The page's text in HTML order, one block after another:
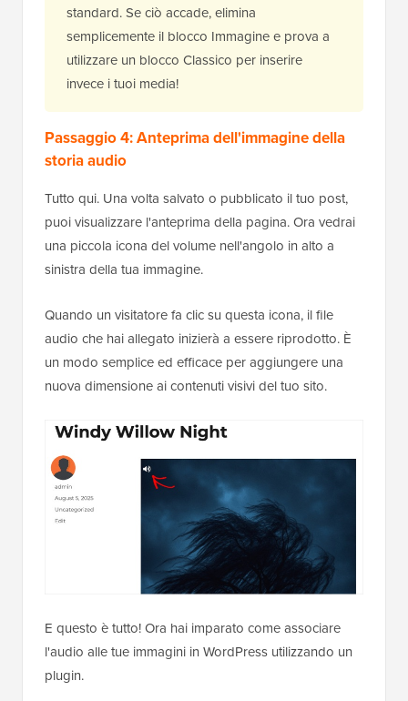
standard. Se ciò accade, elimina
semplicemente il blocco Immagine e prova a
utilizzare un blocco Classico per inserire
invece i tuoi media!
Passaggio 4: Anteprima dell'immagine della
storia audio
Tutto qui. Una volta salvato o pubblicato il tuo post,
puoi visualizzare l'anteprima della pagina. Ora vedrai
una piccola icona del volume nell'angolo in alto a
sinistra della tua immagine.
Quando un visitatore fa clic su questa icona, il file
audio che hai allegato inizierà a essere riprodotto. È
un modo semplice ed efficace per aggiungere una
nuova dimensione ai contenuti visivi del tuo sito.
E questo è tutto! Ora hai imparato come associare
l'audio alle tue immagini in WordPress utilizzando un
plugin.